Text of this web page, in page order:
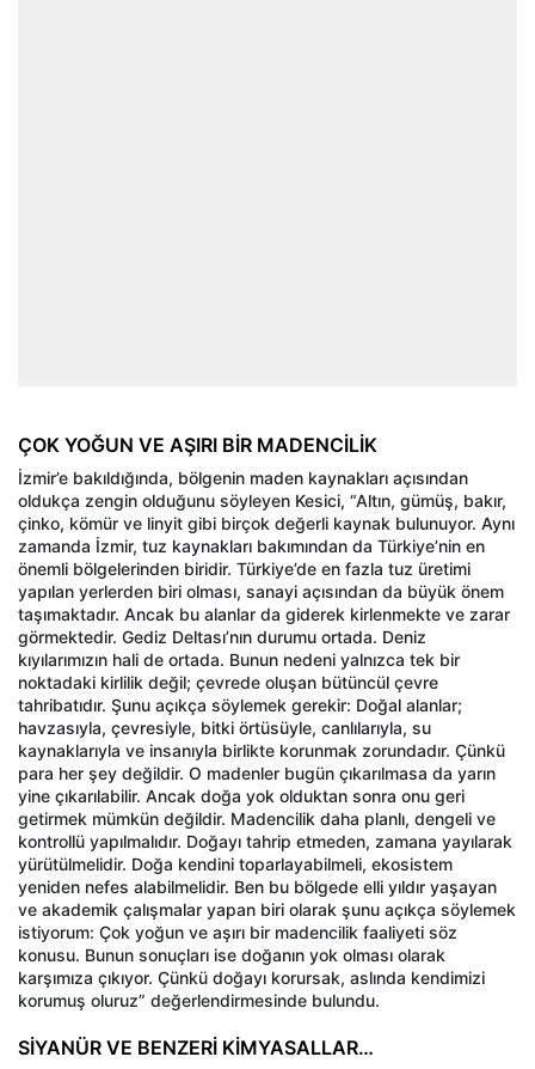
ÇOK YOĞUN VE AŞIRI BİR MADENCİLİK
İzmir’e bakıldığında, bölgenin maden kaynakları açısından
oldukça zengin olduğunu söyleyen Kesici, “Altın, gümüş, bakır,
çinko, kömür ve linyit gibi birçok değerli kaynak bulunuyor. Aynı
zamanda İzmir, tuz kaynakları bakımından da Türkiye’nin en
önemli bölgelerinden biridir. Türkiye’de en fazla tuz üretimi
yapılan yerlerden biri olması, sanayi açısından da büyük önem
taşımaktadır. Ancak bu alanlar da giderek kirlenmekte ve zarar
görmektedir. Gediz Deltası’nın durumu ortada. Deniz
kıyılarımızın hali de ortada. Bunun nedeni yalnızca tek bir
noktadaki kirlilik değil; çevrede oluşan bütüncül çevre
tahribatıdır. Şunu açıkça söylemek gerekir: Doğal alanlar;
havzasıyla, çevresiyle, bitki örtüsüyle, canlılarıyla, su
kaynaklarıyla ve insanıyla birlikte korunmak zorundadır. Çünkü
para her şey değildir. O madenler bugün çıkarılmasa da yarın
yine çıkarılabilir. Ancak doğa yok olduktan sonra onu geri
getirmek mümkün değildir. Madencilik daha planlı, dengeli ve
kontrollü yapılmalıdır. Doğayı tahrip etmeden, zamana yayılarak
yürütülmelidir. Doğa kendini toparlayabilmeli, ekosistem
yeniden nefes alabilmelidir. Ben bu bölgede elli yıldır yaşayan
ve akademik çalışmalar yapan biri olarak şunu açıkça söylemek
istiyorum: Çok yoğun ve aşırı bir madencilik faaliyeti söz
konusu. Bunun sonuçları ise doğanın yok olması olarak
karşımıza çıkıyor. Çünkü doğayı korursak, aslında kendimizi
korumuş oluruz” değerlendirmesinde bulundu.
SİYANÜR VE BENZERİ KİMYASALLAR…